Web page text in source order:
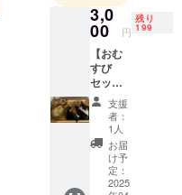
3,0
00 円
残り
199
【おむ
すび
セット2
食分、
ドリン
ク2杯提
供チ
ケッ
ト】 お
むすび2
支援
者：
1人
お届
け予
定：
2025